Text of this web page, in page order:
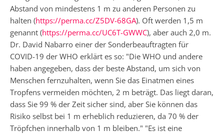
Abstand von mindestens 1 m zu anderen Personen zu
halten (https://perma.cc/Z5DV-68GA). Oft werden 1,5 m
genannt (https://perma.cc/UC6T-GWWC), aber auch 2,0 m.
Dr. David Nabarro einer der Sonderbeauftragten für
COVID-19 der WHO erklärt es so: "Die WHO und andere
haben angegeben, dass der beste Abstand, um sich von
Menschen fernzuhalten, wenn Sie das Einatmen eines
Tropfens vermeiden möchten, 2 m beträgt. Das liegt daran,
dass Sie 99 % der Zeit sicher sind, aber Sie können das
Risiko selbst bei 1 m erheblich reduzieren, da 70 % der
Tröpfchen innerhalb von 1 m bleiben." "Es ist eine